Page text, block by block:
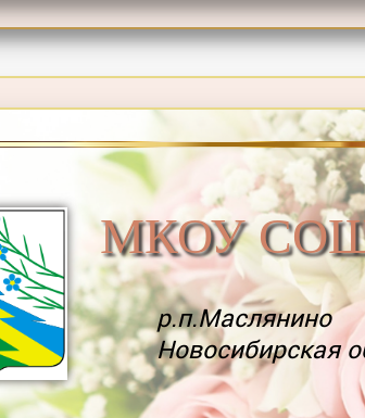
МКОУ
р.п.Маслянино
Новосибирская